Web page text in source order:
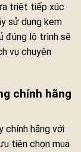
triệt tiếp xúc
sử dụng kem
đúng lộ trình sẽ
vụ chuyên
chính hãng
chính hãng với
tiên chọn mua